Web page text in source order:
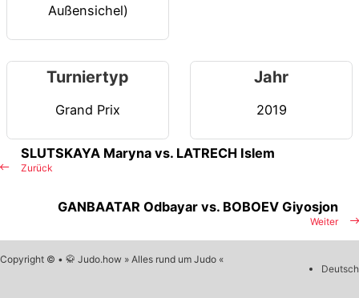
Außensichel)
Turniertyp
Grand Prix
Jahr
2019
Zurück
SLUTSKAYA Maryna vs. LATRECH Islem
Weiter
GANBAATAR Odbayar vs. BOBOEV Giyosjon
Copyright © • 🥋 Judo.how » Alles rund um Judo «
Deutsch